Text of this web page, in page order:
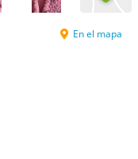
En el mapa